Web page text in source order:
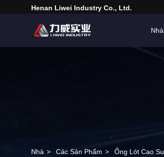
Henan Liwei Industry Co., Ltd.
Nhà
Nhà > Các Sản Phẩm > Ống Lót Cao Su